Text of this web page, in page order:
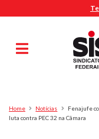
Pesquisa
Home Notícias
Fenajufe
luta contra PEC 32 na Câmara
MENU
Sindicalize-se
Jurídico